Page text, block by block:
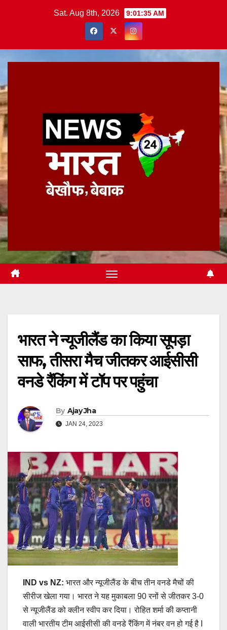
Sat. Aug 8th, 2026 9:01:36 AM
भारत ने न्यूजीलैंड का किया सूपड़ा
साफ, तीसरा मैच जीतकर आईसीसी
वनडे रैंकिंग में टॉप पर पहुंचा
By Ajay Jha
JAN 24, 2023
IND vs NZ: भारत और न्यूजीलैंड के बीच तीन वनडे मैचों की
सीरीज खेला गया। भारत ने यह मुकाबला 90 रनों से जीतकर 3-0
से न्यूजीलैंड को क्लीन स्वीप कर दिया। रोहित शर्मा की कप्तानी
वाली भारतीय टीम आईसीसी की वनडे रैंकिंग में नंबर वन हो गई है I